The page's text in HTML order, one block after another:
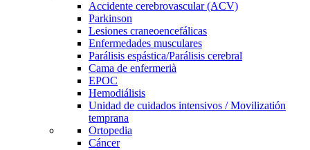
Accidente cerebrovascular (ACV)
Parkinson
Lesiones craneoencefálicas
Enfermedades musculares
Parálisis espástica/Parálisis cerebral
Cama de enfermerià
EPOC
Hemodiálisis
Unidad de cuidados intensivos / Movilizatión
temprana
Ortopedia
Cáncer